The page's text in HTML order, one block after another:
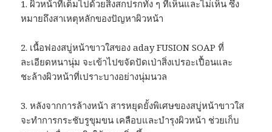
1. ผิวหน้าที่เต็มไปด้วยสิ่งสกปรกทั้ง ๆ ที่เห็นและไม่เห็น ซึ่ง
หมายถึงสาเหตุหลักของปัญหาผิวหน้า
2. เนื้อฟองสบู่หน้าขาวใสของ aday FUSION SOAP ที่
ละเอียดหนานุ่ม จะเข้าไปขจัดปัดเป่าสิ่งเปรอะเปื้อนและ
ชะล้างผิวหน้าที่เปราะบางอย่างนุ่มนวล
3. หลังจากการล้างหน้า สารหยุดยั้งพิเศษของสบู่หน้าขาวใส
จะทำการกระชับรูขุมขน เคลือบและบำรุงผิวหน้า ช่วยเก็บ